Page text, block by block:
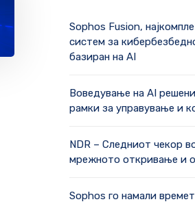
Sophos Fusion,
систем за
базиран на AI
Воведување на AI
рамки за управување и
NDR – Следниот чекор
мрежното откривање и
Sophos го намали